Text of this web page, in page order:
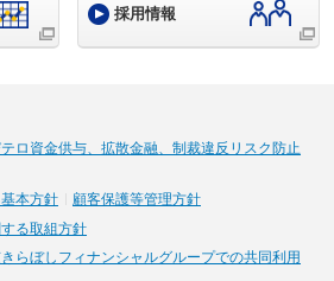
採用情報
ロ資金供与、拡散金融、制裁違反リスク防止
本方針
顧客保護等管理方針
る取組方針
らぼしフィナンシャルグループでの共同利用